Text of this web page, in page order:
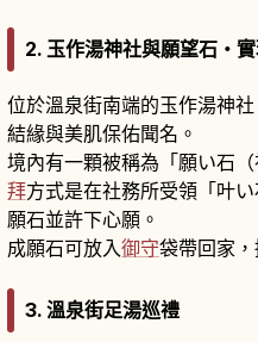
2. 玉作湯神社與願望石・
位於溫泉街南端的玉作湯神
結緣與美肌保佑聞名。
境內有一顆被稱為「願い石
拜方式是在社務所受領「叶
願石並許下心願。
成願石可放入御守袋帶回家
3. 溫泉街足湯巡禮